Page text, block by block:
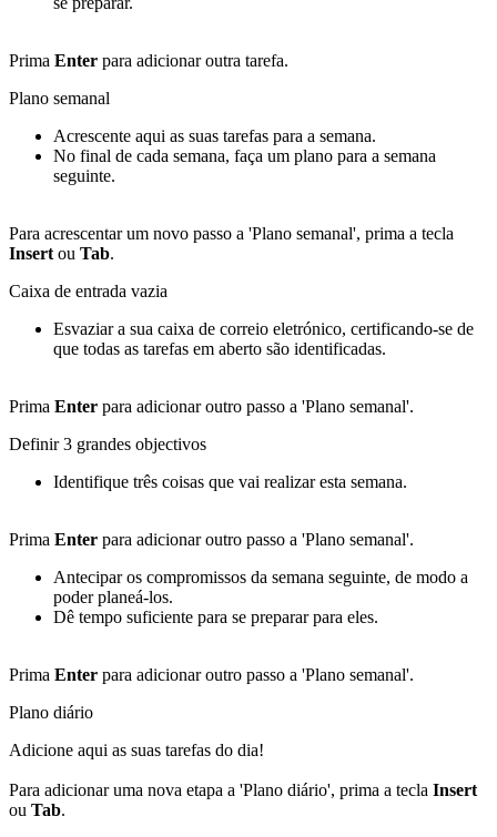
Prima Enter para adicionar outra tarefa.
Plano semanal
Acrescente aqui as suas tarefas para a semana.
No final de cada semana, faça um plano para a semana
seguinte.
Para acrescentar um novo passo a 'Plano semanal', prima a tecla
Insertou Tab.
Caixa de entrada vazia
Esvaziar a sua caixa de correio eletrónico, certificando-se de
que todas as tarefas em aberto são identificadas.
Prima Enter para adicionar outro passo a 'Plano semanal'.
Definir 3 grandes objectivos
Identifique três coisas que vai realizar esta semana.
Prima Enter para adicionar outro passo a 'Plano semanal'.
Antecipar os compromissos da semana seguinte, de modo a
poder planeá-los.
Dê tempo suficiente para se preparar para eles.
Prima Enter para adicionar outro passo a 'Plano semanal'.
Plano diário
Adicione aqui as suas tarefas do dia!
Para adicionar uma nova etapa a 'Plano diário', prima a tecla Insert
ou Tab.